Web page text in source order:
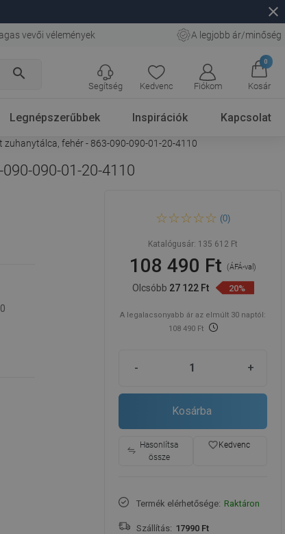
close
vevői vélemények A legjobb ár/minőség
search
Kedvenc Fiókom
0
Kosár
Segítség
Legnépszerűbbek Inspirációk Kapcsolat
zuhanytálca, fehér - 863-090-090-01-20-4110
090-01-20-4110
zuhanykabin 90 x 90 cm,
zuhanytálca, fehér - 863-090-
090-01-20-4110
(0)
Katalógusár: 135 612 Ft
108 490 Ft(ÁFÁ-val)
Olcsóbb 27 122 Ft 20%
A legalacsonyabb ár az elmúlt 30 naptól:
108 490 Ft
- +
Kosárba
Hasonlítsa
össze
favorite_borderKedvenc
Termék elérhetősége: Raktáron
Szállítás: 17990 Ft